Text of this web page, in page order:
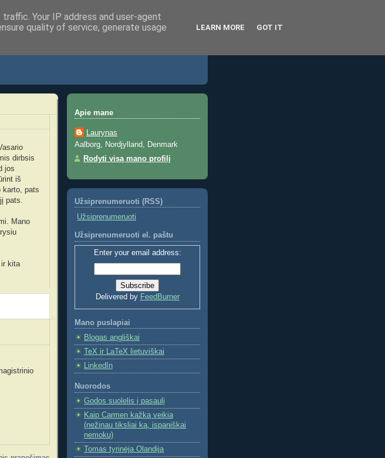
dirbsis
jos
iš
karto, pats
pats.
Mano
kita
Apie mane
Laurynas
Aalborg, Nordjylland, Denmark
Rodyti visą mano profilį
Užsiprenumeruoti (RSS)
Užsiprenumeruoti
Užsiprenumeruoti el. paštu
Enter your email address:
Delivered by FeedBurner
Mano puslapiai
Blogas angliškai
TeX ir LaTeX lietuviškai
LinkedIn
Nuorodos
Godos suolelis į pasaulį
Kaip Carmen kažką veikia
(nežinau tiksliai ką, ispaniškai
nemoku)
Tomas tyrinėja Olandiją
Your IP address and user-agent
quality of service, generate usage
LEARN MORE GOT IT